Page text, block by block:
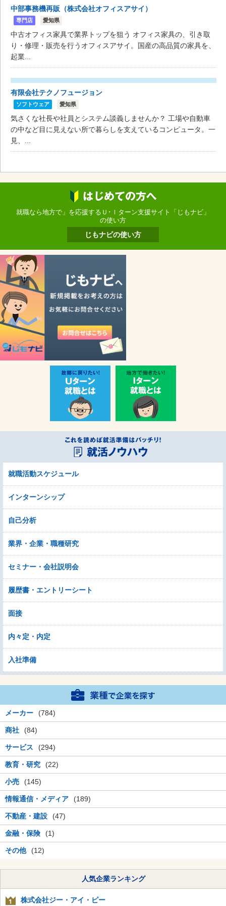
中部事務機再販（株式会社オフィスアサイ）
専門店 愛知県
中古オフィス家具で業界トップを狙う オフィス家具の、引き取
り・修理・販売を行うオフィスアサイ。国産の高品質の家具を、
起業...
有限会社テクノフュージョン
ソフトウェア 愛知県
気さくな社長や社員とシステム談義しませんか？ 工場や自動車
の中など目に見えない所で暮らしを支えているコンピュータ。一
見、...
就職なら地方で」を応援するＵ･Ｉターン支援サイト「じもナビ」
の使い方
じもナビの使い方
就職活動スケジュール
インターンシップ
自己分析
業界・企業・職種研究
セミナー・会社説明会
履歴書・エントリーシート
面接
内々定・内定
入社準備
メーカー (784)
商社 (84)
サービス (294)
教育・研究 (22)
小売 (145)
情報通信・メディア (189)
不動産・建設 (47)
金融・保険 (1)
その他 (12)
人気企業ランキング
株式会社ジー・アイ・ピー